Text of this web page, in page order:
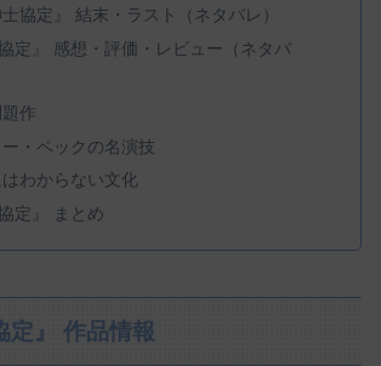
協定』 結末・ラスト（ネタバレ）
定』 感想・評価・レビュー（ネタバ
作
・ペックの名演技
はわからない文化
定』 まとめ
定』 作品情報